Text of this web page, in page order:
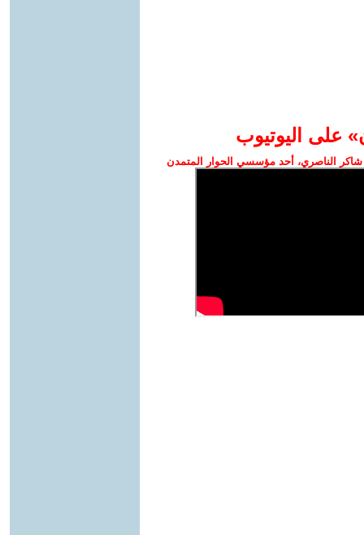
على اليوتيوب
الناصري، أحد مؤسسي الحوار المتمدن